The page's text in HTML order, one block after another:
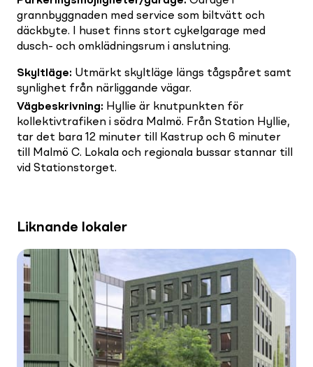
grannbyggnaden med service som biltvätt och
däckbyte. I huset finns stort cykelgarage med
dusch- och omklädningsrum i anslutning.
Skyltläge: Utmärkt skyltläge längs tågspåret samt
synlighet från närliggande vägar.
Vägbeskrivning: Hyllie är knutpunkten för
kollektivtrafiken i södra Malmö. Från Station Hyllie,
tar det bara 12 minuter till Kastrup och 6 minuter
till Malmö C. Lokala och regionala bussar stannar till
vid Stationstorget.
Liknande lokaler